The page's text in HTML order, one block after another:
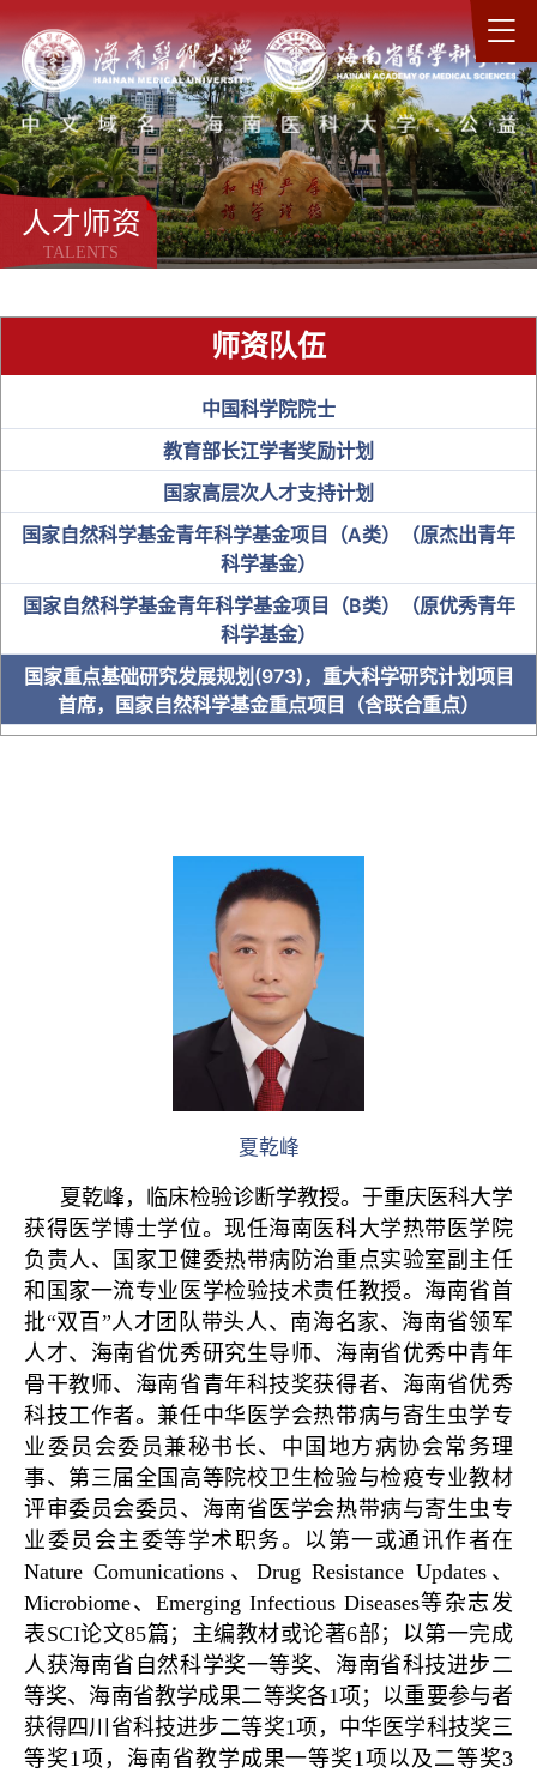
人才师资
TALENTS
师资队伍
中国科学院院士
教育部长江学者奖励计划
国家高层次人才支持计划
国家自然科学基金青年科学基金项目（A类）（原杰出青年
科学基金）
国家自然科学基金青年科学基金项目（B类）（原优秀青年
科学基金）
国家重点基础研究发展规划(973)，重大科学研究计划项目
首席，国家自然科学基金重点项目（含联合重点）
教育部“新世纪优秀人才支持计划”
全国优秀教师及名师
省级人才
博士研究生导师
夏乾峰
夏乾峰，临床检验诊断学教授。于重庆医科大学
获得医学博士学位。现任海南医科大学热带医学院
负责人、国家卫健委热带病防治重点实验室副主任
和国家一流专业医学检验技术责任教授。海南省首
批“双百”人才团队带头人、南海名家、海南省领军
人才、海南省优秀研究生导师、海南省优秀中青年
骨干教师、海南省青年科技奖获得者、海南省优秀
科技工作者。兼任中华医学会热带病与寄生虫学专
业委员会委员兼秘书长、中国地方病协会常务理
事、第三届全国高等院校卫生检验与检疫专业教材
评审委员会委员、海南省医学会热带病与寄生虫专
业委员会主委等学术职务。以第一或通讯作者在
Nature Comunications、Drug Resistance Updates、
Microbiome、Emerging Infectious Diseases等杂志发
表SCI论文85篇；主编教材或论著6部；以第一完成
人获海南省自然科学奖一等奖、海南省科技进步二
等奖、海南省教学成果二等奖各1项；以重要参与者
获得四川省科技进步二等奖1项，中华医学科技奖三
等奖1项，海南省教学成果一等奖1项以及二等奖3